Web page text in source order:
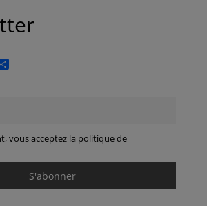
Partager
vous acceptez la politique de